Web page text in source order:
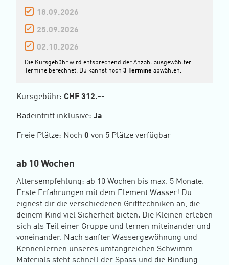
18.09.2026
25.09.2026
02.10.2026
Die Kursgebühr wird entsprechend der Anzahl ausgewählter
Termine berechnet. Du kannst noch 3 Termine abwählen.
Kursgebühr: CHF 312.--
Badeintritt inklusive: Ja
Freie Plätze: Noch 0 von 5 Plätze verfügbar
ab 10 Wochen
Altersempfehlung: ab 10 Wochen bis max. 5 Monate.
Erste Erfahrungen mit dem Element Wasser! Du
eignest dir die verschiedenen Grifftechniken an, die
deinem Kind viel Sicherheit bieten. Die Kleinen erleben
sich als Teil einer Gruppe und lernen miteinander und
voneinander. Nach sanfter Wassergewöhnung und
Kennenlernen unseres umfangreichen Schwimm-
Materials steht schnell der Spass und die Bindung